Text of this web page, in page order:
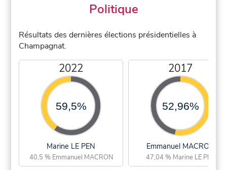
Politique
Résultats des dernières élections présidentielles à
Champagnat.
2022
59,5%
Marine LE PEN
40,5 % Emmanuel MACRON
2017
52,96%
Emmanuel MACRON
47,04 % Marine LE PEN